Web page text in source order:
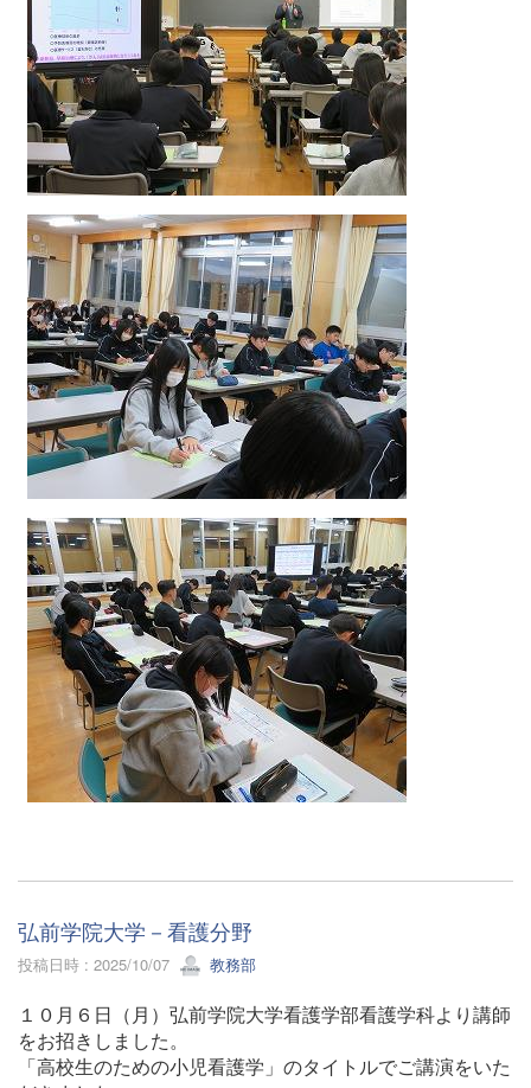
弘前学院大学－看護分野
投稿日時 : 2025/10/07 教務部
１０月６日（月）弘前学院大学看護学部看護学科より講師
をお招きしました。
「高校生のための小児看護学」のタイトルでご講演をいた